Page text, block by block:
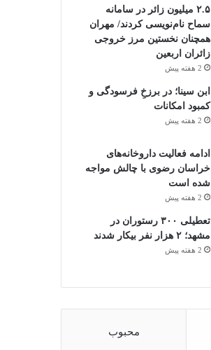
۲.۵ میلیون زائر در سامانه
سماح نام‌نویسی کردند/ مهران
همچنان نخستین مرز خروجی
زائران اربعین
2 هفته پیش
ابن سینا؛ در برزخِ فرسودگی و
کمبود امکانات
2 هفته پیش
ادامه فعالیت داروخانه‌های
خراسان رضوی با چالش مواجه
شده است
2 هفته پیش
تعطیلی ۳۰۰ رستوران در
مشهد؛ ۲ هزار نفر بیکار شدند
2 هفته پیش
محبوب